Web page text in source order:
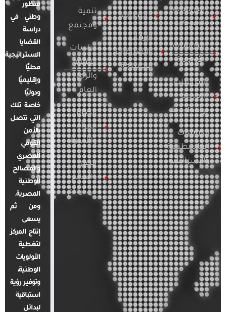
الدراسات
الأمريكية
الدراسات
الأوروبية
الدراسات
العربية
والإقليمية
الدراسات
الفلسطينية
والإسرائيلية
التطرف
الإرهاب
والصراعات
المسلحة
تنمية
ومجتمع
دراسات
الإعلام
والرأي
العام
قضايا
المرأة
والأسرة
مصر
والعالم
في أرقام
منظور
وطني في
دراسة
القضايا
الاستراتيجية
محليًا
وإقليميًا
ودوليًا
خاصة تلك
التي تتصل
بالأمن
القومي
المصري
والمصالح
الوطنية
المصرية.
ومن ثم
يسعى
إنتاج المركز
لتغطية
الأولويات
الوطنية،
وتوفير رؤية
استباقية
لبدائل